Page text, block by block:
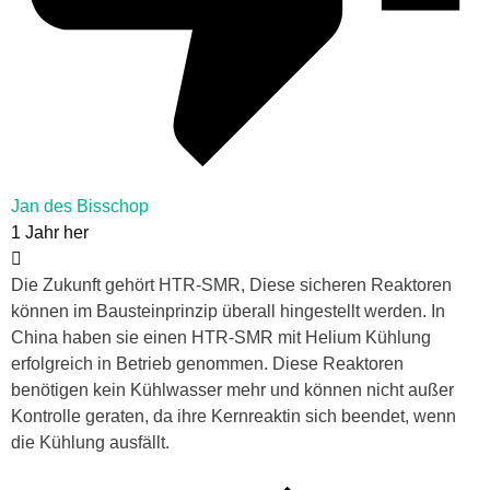
Jan des Bisschop
1 Jahr her
Die Zukunft gehört HTR-SMR, Diese sicheren Reaktoren
können im Bausteinprinzip überall hingestellt werden. In
China haben sie einen HTR-SMR mit Helium Kühlung
erfolgreich in Betrieb genommen. Diese Reaktoren
benötigen kein Kühlwasser mehr und können nicht außer
Kontrolle geraten, da ihre Kernreaktin sich beendet, wenn
die Kühlung ausfällt.